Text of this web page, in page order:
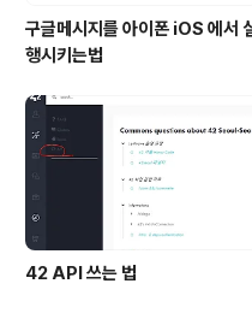
구글메시지를 아이폰 iOS 에서
행시키는법
42 API 쓰는 법